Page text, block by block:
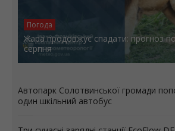
Погода
Жара продовжує спадати: прогноз
серпня
Автопарк Солотвинської громади
один шкільний автобус